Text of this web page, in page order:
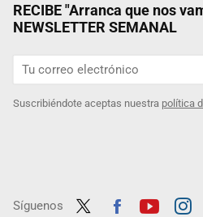
RECIBE "Arranca que nos
NEWSLETTER SEMANAL
Suscribiéndote aceptas nuestra política
Síguenos